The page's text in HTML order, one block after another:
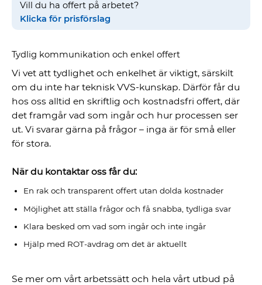
Vill du ha offert på arbetet?
Klicka för prisförslag
Tydlig kommunikation och enkel offert
Vi vet att tydlighet och enkelhet är viktigt, särskilt
om du inte har teknisk VVS-kunskap. Därför får du
hos oss alltid en skriftlig och kostnadsfri offert, där
det framgår vad som ingår och hur processen ser
ut. Vi svarar gärna på frågor – inga är för små eller
för stora.
När du kontaktar oss får du:
En rak och transparent offert utan dolda kostnader
Möjlighet att ställa frågor och få snabba, tydliga svar
Klara besked om vad som ingår och inte ingår
Hjälp med ROT-avdrag om det är aktuellt
Se mer om vårt arbetssätt och hela vårt utbud på